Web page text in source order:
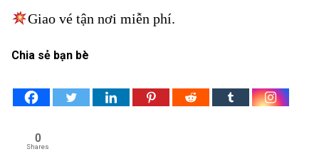
Giao vé tận nơi miễn phí.
Chia sẻ bạn bè
0
Shares